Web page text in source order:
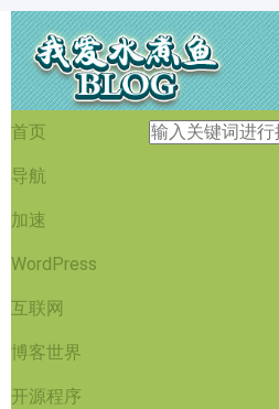
首页
导航
加速
WordPress
互联网
博客世界
开源程序